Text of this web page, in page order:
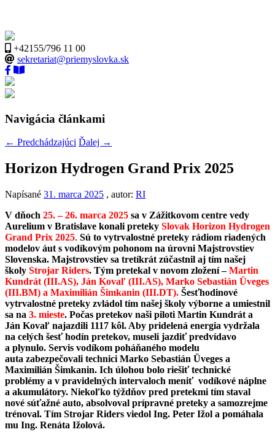
+42155/796 11 00
sekretariat@priemyslovka.sk
Navigácia článkami
← Predchádzajúci Ďalej →
Horizon Hydrogen Grand Prix 2025
Napísané 31. marca 2025 , autor: RI
V dňoch 25. – 26. marca 2025 sa v Zážitkovom centre vedy
Aurelium v Bratislave konali preteky Slovak Horizon Hydrogen
Grand Prix 2025. Sú to vytrvalostné preteky rádiom riadených
modelov áut s vodíkovým pohonom na úrovni Majstrovstiev
Slovenska. Majstrovstiev sa tretíkrát zúčastnil aj tím našej
školy Strojar Riders. Tým pretekal v novom zložení – Martin
Kundrát (III.AS), Ján Kovaľ (III.AS), Marko Sebastián Üveges
(III.BM) a Maximilián Šimkanin (III.DT). Šesťhodinové
vytrvalostné preteky zvládol tím našej školy výborne a umiestnil
sa na 3. mieste. Počas pretekov naši piloti Martin Kundrát a
Ján Kovaľ najazdili 1117 kôl. Aby pridelená energia vydržala
na celých šesť hodín pretekov, museli jazdiť predvídavo
a plynulo. Servis vodíkom poháňaného modelu
auta zabezpečovali technici Marko Sebastián Üveges a
Maximilián Šimkanin. Ich úlohou bolo riešiť technické
problémy a v pravidelných intervaloch meniť vodíkové náplne
a akumulátory. Niekoľko týždňov pred pretekmi tím staval
nové súťažné auto, absolvoval prípravné preteky a samozrejme
trénoval. Tím Strojar Riders viedol Ing. Peter Ižol a pomáhala
mu Ing. Renáta Ižolová.